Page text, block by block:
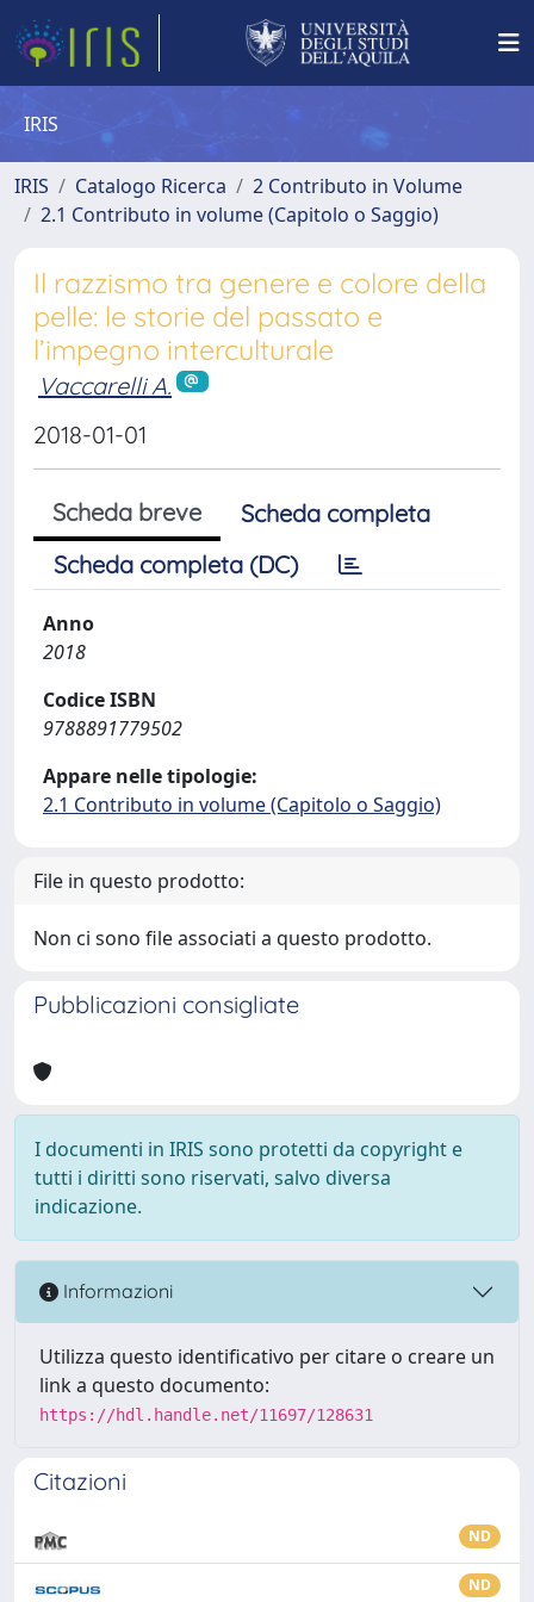
IRIS
IRIS Catalogo Ricerca
2 Contributo in Volume
2.1 Contributo in volume (Capitolo o Saggio)
Il razzismo tra genere e colore della
pelle: le storie del passato e
l’impegno interculturale
Vaccarelli A.
2018-01-01
Scheda breve
Scheda completa
Scheda completa (DC)
Anno
2018
Codice ISBN
9788891779502
Appare nelle tipologie:
2.1 Contributo in volume (Capitolo o Saggio)
File in questo prodotto:
Non ci sono file associati a questo prodotto.
Pubblicazioni consigliate
I documenti in IRIS sono protetti da copyright e
tutti i diritti sono riservati, salvo diversa
indicazione.
Informazioni
Utilizza questo identificativo per citare o creare un
link a questo documento:
https://hdl.handle.net/11697/128631
Citazioni
ND
ND